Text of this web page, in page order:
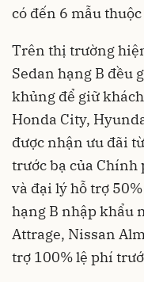
có đến 6 mẫu thuộc
Trên thị trường
Sedan hạng B đều
khủng để giữ
Honda City,
được nhận ưu đãi
trước bạ của Chính
và đại lý hỗ trợ
hạng B nhập khẩu
Attrage, Nissan
trợ 100% lệ phí